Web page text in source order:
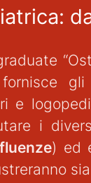
gli
e
i
) ed